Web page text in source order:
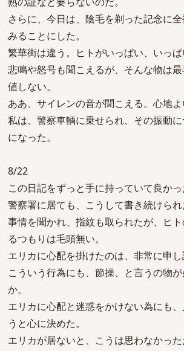
さらに、今日は、陰毛を剃った記念に
みることにした。
繁華街は違う。ヒトがいっぱい、いっぱ
悲鳴や怒号も聞こえるが、そんな物は
値しない。
ああ、サイレンの音が聞こえる。心地よ
私は、警察車輌に乗せられ、その振動
になった。
8/22
この日記をずっと手に持っていて良かっ
警察署に居ても、こうして書き続けられ
事情を聞かれ、指紋も取られたが、ヒ
るつもりは毛頭無い。
エリカに心配を掛けたのは、非常に申し
こういう行為にも、節操、と言うの物
か。
エリカに心配と迷惑をかけない為にも
うと心に決めた。
エリカが居ないと、こうは思わなかった